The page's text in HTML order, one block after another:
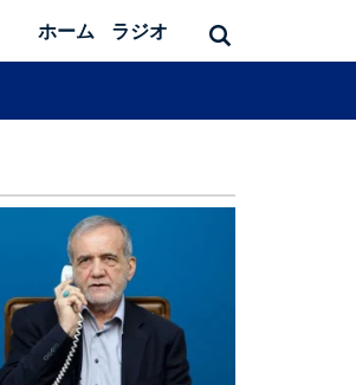
ホーム ラジオ